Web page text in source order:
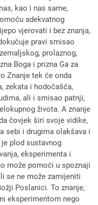
kao i nas same,
adekvatnog
vjerovati i bez znanja,
pravi smisao
prolaznog,
Boga i prizna Ga za
Znanje tek će onda
zekata i hodočašća,
ali i smisao patnji,
života. A znanje
čovjek širi svoje vidike,
sebi i drugima olakšava i
plod sustavnog
eksperimenta i
može pomoći u spoznaji
se ne može zamijeniti
Poslanici. To znanje,
eksperimentom nego